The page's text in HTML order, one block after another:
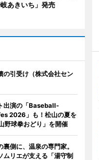
あきいち」発売
の引受け（株式会社セン
出演の「Baseball-
2026」も！松山の夏を
野球拳おどり」を開催
裏側に、温泉の専門家。
ムリエが支える「湯守制